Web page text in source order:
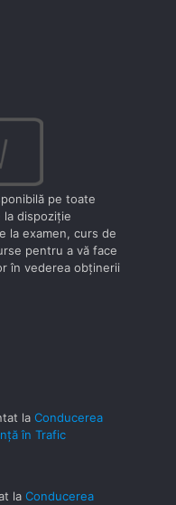
pe toate
dispoziţie
la examen, curs de
pentru a vă face
în vederea obţinerii
la Conducerea
în Trafic
la Conducerea